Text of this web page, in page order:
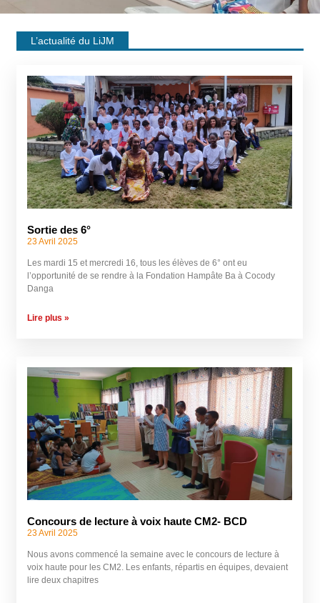
L’actualité du LiJM
Sortie des 6°
23 Avril 2025
Les mardi 15 et mercredi 16, tous les élèves de 6° ont eu
l’opportunité de se rendre à la Fondation Hampâte Ba à Cocody
Danga
Lire plus »
Concours de lecture à voix haute CM2- BCD
23 Avril 2025
Nous avons commencé la semaine avec le concours de lecture à
voix haute pour les CM2. Les enfants, répartis en équipes, devaient
lire deux chapitres